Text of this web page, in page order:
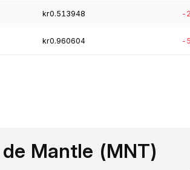
kr0.513948 -
kr0.960604 -
Mantle (MNT)